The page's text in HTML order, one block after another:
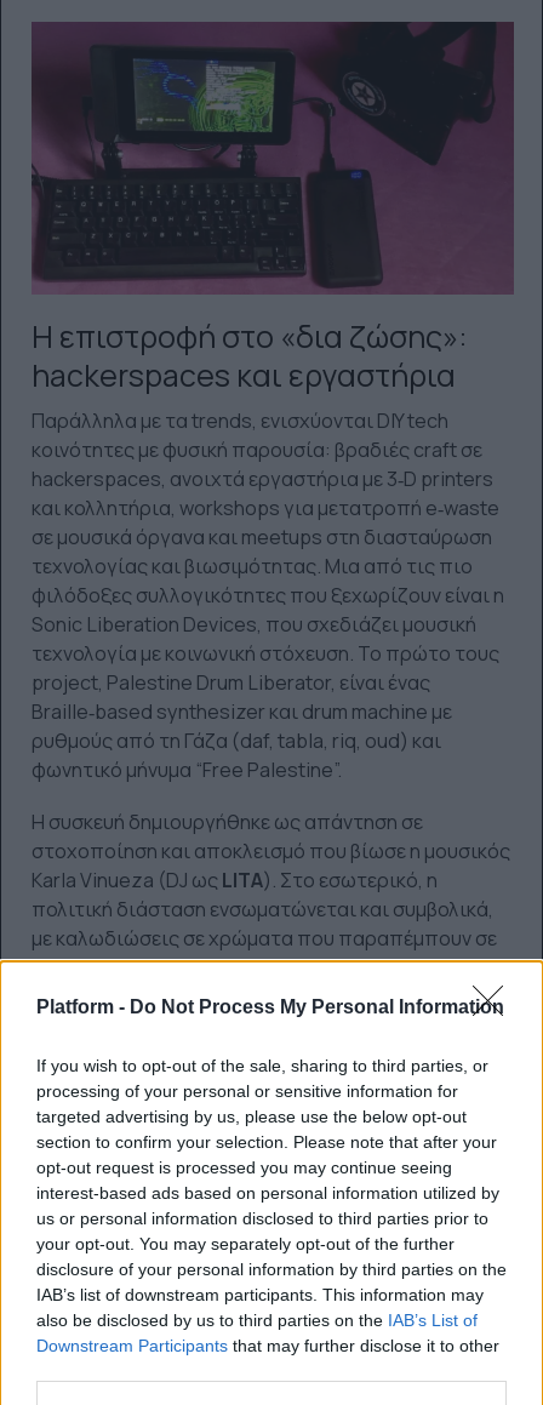
Platform - Do Not Process My Personal Information
If you wish to opt-out of the sale, sharing to third parties, or
processing of your personal or sensitive information for
targeted advertising by us, please use the below opt-out
section to confirm your selection. Please note that after your
opt-out request is processed you may continue seeing
interest-based ads based on personal information utilized by
us or personal information disclosed to third parties prior to
your opt-out. You may separately opt-out of the further
disclosure of your personal information by third parties on the
IAB’s list of downstream participants. This information may
also be disclosed by us to third parties on the IAB’s List of
Downstream Participants that may further disclose it to other
Η επιστροφή στο «δια ζώσης»:
hackerspaces και εργαστήρια
Παράλληλα με τα trends, ενισχύονται DIY tech
κοινότητες με φυσική παρουσία: βραδιές craft σε
hackerspaces, ανοιχτά εργαστήρια με 3‑D printers
και κολλητήρια, workshops για μετατροπή e‑waste
σε μουσικά όργανα και meetups στη διασταύρωση
τεχνολογίας και βιωσιμότητας. Μια από τις πιο
φιλόδοξες συλλογικότητες που ξεχωρίζουν είναι η
Sonic Liberation Devices, που σχεδιάζει μουσική
τεχνολογία με κοινωνική στόχευση. Το πρώτο τους
project, Palestine Drum Liberator, είναι ένας
Braille‑based synthesizer και drum machine με
ρυθμούς από τη Γάζα (daf, tabla, riq, oud) και
φωνητικό μήνυμα “Free Palestine”.
Η συσκευή δημιουργήθηκε ως απάντηση σε
στοχοποίηση και αποκλεισμό που βίωσε η μουσικός
Karla Vinueza (DJ ως LITA). Στο εσωτερικό, η
πολιτική διάσταση ενσωματώνεται και συμβολικά,
με καλωδιώσεις σε χρώματα που παραπέμπουν σε
ιστορικές και σύγχρονες αλληλεγγύες, ενώ γίνεται
αναφορά και στην εκμετάλλευση που υπάρχει στην
αλυσίδα εφοδιασμού της τεχνολογίας, όπως η
εξόρυξη κοβαλτίου για μπαταρίες στη ΛΔΚ. Ο
στόχος που περιγράφεται για το εγχείρημα είναι
μακροπρόθεσμος: ένας συνεργατικός χώρος με
workshops, ενοικιάσεις εξοπλισμού και συνθήκες
ώστε οι δημιουργοί να αμείβονται αξιοπρεπώς, με
έμφαση σε ανακυκλωμένη τεχνολογία και
ενεργειακές λύσεις.